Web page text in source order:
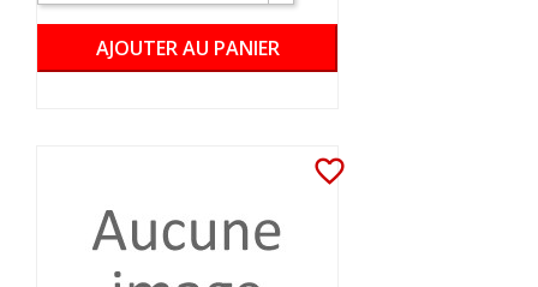
AJOUTER AU PANIER
favorite_border